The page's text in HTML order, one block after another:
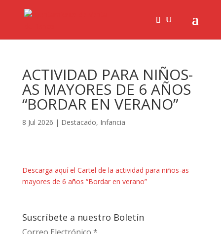
ACTIVIDAD PARA NIÑOS-
AS MAYORES DE 6 AÑOS
“BORDAR EN VERANO”
8 Jul 2026 | Destacado, Infancia
Descarga aquí el Cartel de la actividad para niños-as
mayores de 6 años “Bordar en verano”
Suscríbete a nuestro Boletín